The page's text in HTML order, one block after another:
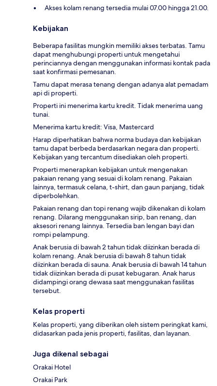
Akses kolam renang tersedia mulai 07.00 hingga 21.00.
Kebijakan
Beberapa fasilitas mungkin memiliki akses terbatas. Tamu
dapat menghubungi properti untuk mengetahui
perinciannya dengan menggunakan informasi kontak pada
saat konfirmasi pemesanan.
Tamu dapat merasa tenang dengan adanya alat pemadam
api di properti.
Properti ini menerima kartu kredit. Tidak menerima uang
tunai.
Menerima kartu kredit: Visa, Mastercard
Harap diperhatikan bahwa norma budaya dan kebijakan
tamu dapat berbeda berdasarkan negara dan properti.
Kebijakan yang tercantum disediakan oleh properti.
Properti menerapkan kebijakan untuk mengenakan
pakaian renang yang sesuai di kolam renang. Pakaian
lainnya, termasuk celana, t-shirt, dan gaun panjang, tidak
diperbolehkan.
Pakaian renang dan topi renang wajib dikenakan di kolam
renang. Dilarang menggunakan sirip, ban renang, dan
aksesori renang lainnya. Tersedia ban lengan bayi dan
rompi pelampung.
Anak berusia di bawah 2 tahun tidak diizinkan berada di
kolam renang. Anak berusia di bawah 8 tahun tidak
diizinkan berada di sauna. Anak berusia di bawah 14 tahun
tidak diizinkan berada di pusat kebugaran. Anak harus
didampingi orang dewasa saat menggunakan fasilitas
tersebut.
Kelas properti
Kelas properti, yang diberikan oleh sistem peringkat kami,
didasarkan pada jenis properti, fasilitas, dan layanan.
Juga dikenal sebagai
Orakai Hotel
Orakai Park